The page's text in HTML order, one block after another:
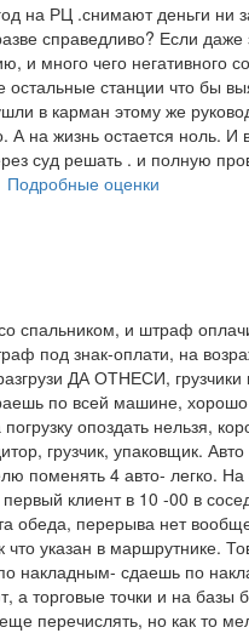
на РЦ .снимают деньги ни
справедливо? Если
и много чего негативного
станции что бы
в карман этому же
А на жизнь остается ноль.
суд решать . и полную
Подробные оценки
и штраф
под знак-оплати, на
ДА ОТНЕСИ, грузчики
по всей машине,
опоздать нельзя,
грузчик, упаковщик.
поменять 4 авто- легко.
клиент в 10 -00 в
обеда, перерыва нет
указан в маршрутнике.
сдаешь по
торговые точки и на базы
перечислять, но как то